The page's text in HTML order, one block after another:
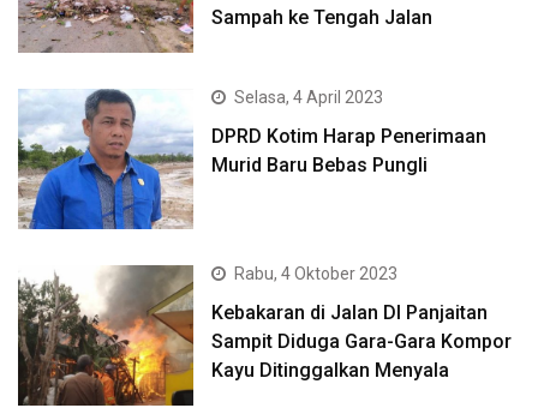
Sampah ke Tengah Jalan
Selasa, 4 April 2023
DPRD Kotim Harap Penerimaan
Murid Baru Bebas Pungli
Rabu, 4 Oktober 2023
Kebakaran di Jalan DI Panjaitan
Sampit Diduga Gara-Gara Kompor
Kayu Ditinggalkan Menyala